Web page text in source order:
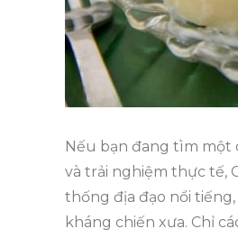
Nếu bạn đang tìm một
và trải nghiệm thực tế,
thống địa đạo nổi
kháng chiến xưa. Chỉ